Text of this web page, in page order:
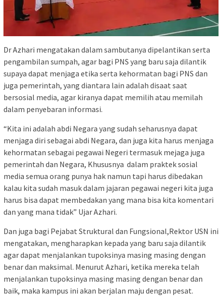
Dr Azhari mengatakan dalam sambutanya dipelantikan serta
pengambilan sumpah, agar bagi PNS yang baru saja dilantik
supaya dapat menjaga etika serta kehormatan bagi PNS dan
juga pemerintah, yang diantara lain adalah disaat saat
bersosial media, agar kiranya dapat memilih atau memilah
dalam penyebaran informasi.
“Kita ini adalah abdi Negara yang sudah seharusnya dapat
menjaga diri sebagai abdi Negara, dan juga kita harus menjaga
kehormatan sebagai pegawai Negeri termasuk mejaga juga
pemerintah dan Negara, Khususnya dalam praktek sosial
media semua orang punya hak namun tapi harus dibedakan
kalau kita sudah masuk dalam jajaran pegawai negeri kita juga
harus bisa dapat membedakan yang mana bisa kita komentari
dan yang mana tidak” Ujar Azhari.
Dan juga bagi Pejabat Struktural dan Fungsional,Rektor USN ini
mengatakan, mengharapkan kepada yang baru saja dilantik
agar dapat menjalankan tupoksinya masing masing dengan
benar dan maksimal. Menurut Azhari, ketika mereka telah
menjalankan tupoksinya masing masing dengan benar dan
baik, maka kampus ini akan berjalan maju dengan pesat.